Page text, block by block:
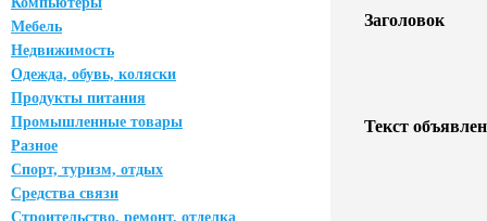
Мебель
Недвижимость
Одежда, обувь, коляски
Продукты питания
Промышленные товары
Разное
Спорт, туризм, отдых
Средства связи
Строительство, ремонт, отделка
Заголовок
Текст